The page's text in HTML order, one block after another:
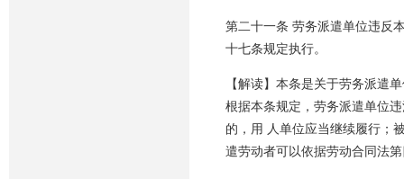
第二十一条 劳务派遣单位违反
十七条规定执行。
【解读】本条是关于劳务派遣
根据本条规定，劳务派遣单位
的，用 人单位应当继续履行；
遣劳动者可以依据劳动合同法